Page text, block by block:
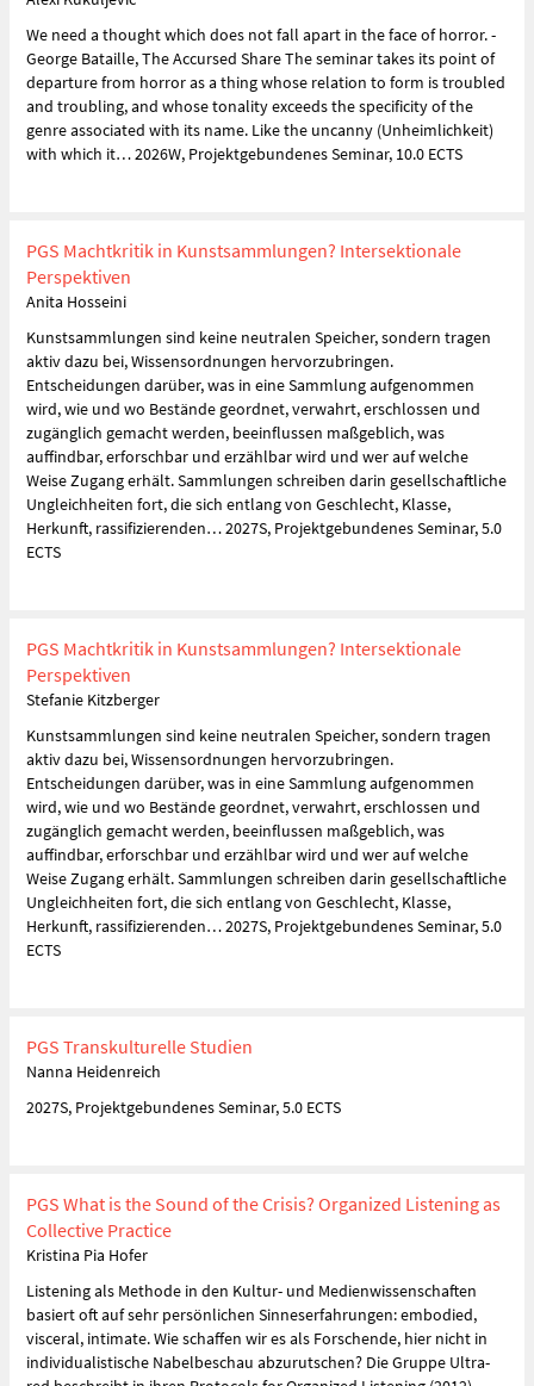
We need a thought which does not fall apart in the face of horror. -
George Bataille, The Accursed Share The seminar takes its point of
departure from horror as a thing whose relation to form is troubled
and troubling, and whose tonality exceeds the specificity of the
genre associated with its name. Like the uncanny (Unheimlichkeit)
with which it… 2026W, Projektgebundenes Seminar, 10.0 ECTS
PGS Machtkritik in Kunstsammlungen? Intersektionale
Perspektiven
Anita Hosseini
Kunstsammlungen sind keine neutralen Speicher, sondern tragen
aktiv dazu bei, Wissensordnungen hervorzubringen.
Entscheidungen darüber, was in eine Sammlung aufgenommen
wird, wie und wo Bestände geordnet, verwahrt, erschlossen und
zugänglich gemacht werden, beeinflussen maßgeblich, was
auffindbar, erforschbar und erzählbar wird und wer auf welche
Weise Zugang erhält. Sammlungen schreiben darin gesellschaftliche
Ungleichheiten fort, die sich entlang von Geschlecht, Klasse,
Herkunft, rassifizierenden… 2027S, Projektgebundenes Seminar, 5.0
ECTS
PGS Machtkritik in Kunstsammlungen? Intersektionale
Perspektiven
Stefanie Kitzberger
Kunstsammlungen sind keine neutralen Speicher, sondern tragen
aktiv dazu bei, Wissensordnungen hervorzubringen.
Entscheidungen darüber, was in eine Sammlung aufgenommen
wird, wie und wo Bestände geordnet, verwahrt, erschlossen und
zugänglich gemacht werden, beeinflussen maßgeblich, was
auffindbar, erforschbar und erzählbar wird und wer auf welche
Weise Zugang erhält. Sammlungen schreiben darin gesellschaftliche
Ungleichheiten fort, die sich entlang von Geschlecht, Klasse,
Herkunft, rassifizierenden… 2027S, Projektgebundenes Seminar, 5.0
ECTS
PGS Transkulturelle Studien
Nanna Heidenreich
2027S, Projektgebundenes Seminar, 5.0 ECTS
PGS What is the Sound of the Crisis? Organized Listening as
Collective Practice
Kristina Pia Hofer
Listening als Methode in den Kultur- und Medienwissenschaften
basiert oft auf sehr persönlichen Sinneserfahrungen: embodied,
visceral, intimate. Wie schaffen wir es als Forschende, hier nicht in
individualistische Nabelbeschau abzurutschen? Die Gruppe Ultra-